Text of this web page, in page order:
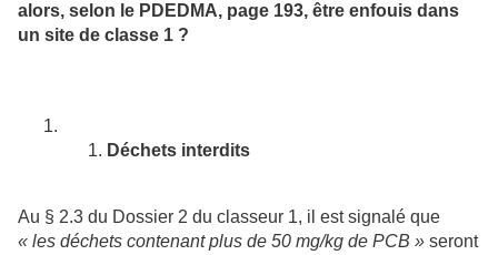
alors, selon le PDEDMA, page 193, être enfouis dans
un site de classe 1 ?
Déchets interdits
Au § 2.3 du Dossier 2 du classeur 1, il est signalé que
« les déchets contenant plus de 50 mg/kg de PCB » seront